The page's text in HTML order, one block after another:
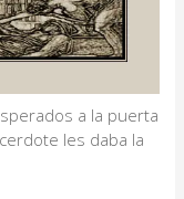
a la puerta
les daba la